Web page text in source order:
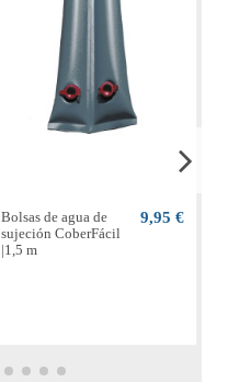
Bolsas de agua de
sujeción CoberFácil
|1,5 m
9,95 €